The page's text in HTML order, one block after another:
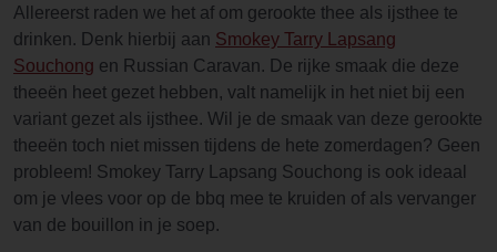
Allereerst raden we het af om gerookte thee als ijsthee te
drinken. Denk hierbij aan Smokey Tarry Lapsang
Souchong en Russian Caravan. De rijke smaak die deze
theeën heet gezet hebben, valt namelijk in het niet bij een
variant gezet als ijsthee. Wil je de smaak van deze gerookte
theeën toch niet missen tijdens de hete zomerdagen? Geen
probleem! Smokey Tarry Lapsang Souchong is ook ideaal
om je vlees voor op de bbq mee te kruiden of als vervanger
van de bouillon in je soep.